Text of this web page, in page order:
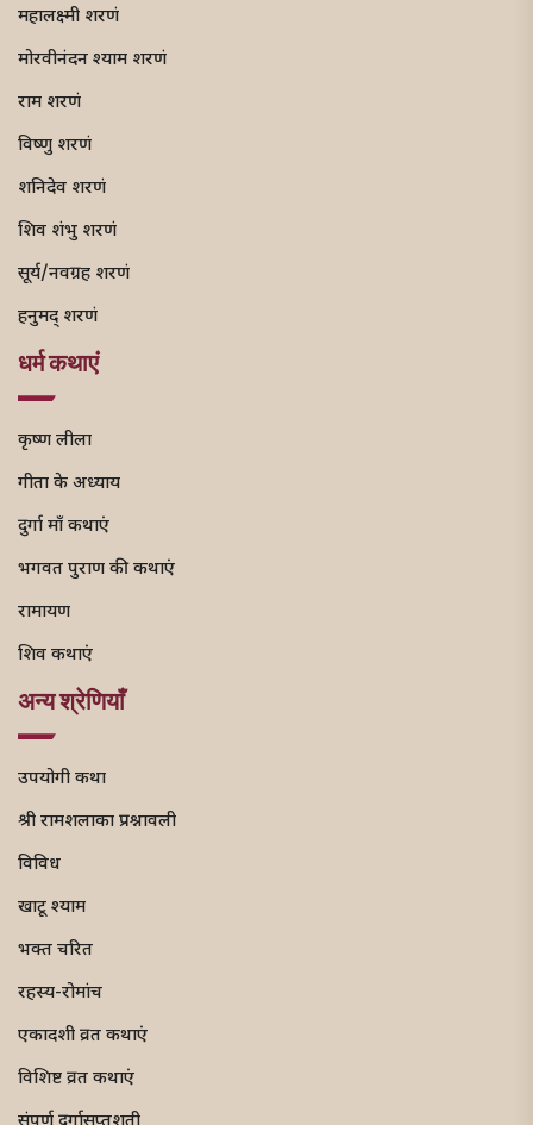
महालक्ष्मी शरणं
मोरवीनंदन श्याम शरणं
राम शरणं
विष्णु शरणं
शनिदेव शरणं
शिव शंभु शरणं
सूर्य/नवग्रह शरणं
हनुमद् शरणं
धर्म कथाएं
कृष्ण लीला
गीता के अध्याय
दुर्गा माँ कथाएं
भगवत पुराण की कथाएं
रामायण
शिव कथाएं
अन्य श्रेणियाँ
उपयोगी कथा
श्री रामशलाका प्रश्नावली
विविध
खाटू श्याम
भक्त चरित
रहस्य-रोमांच
एकादशी व्रत कथाएं
विशिष्ट व्रत कथाएं